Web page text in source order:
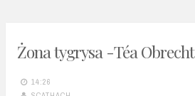
Żona tygrysa -Téa Obrecht
14:26